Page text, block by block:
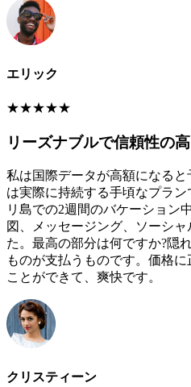
エリック
★★★★★
リーズナブルで信頼性の
私は国際データが高額になると
は実際に持続する手頃なプラ
リ島での2週間のバケーション
図、メッセージング、ソーシ
た。最高の部分は何ですか?隠
ものが支払うものです。価格
ことができて、爽快です。
クリスティーン